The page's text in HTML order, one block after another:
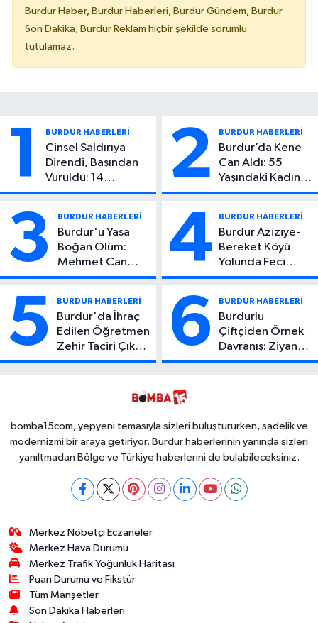
Burdur Haber, Burdur Haberleri, Burdur Gündem, Burdur
Son Dakika, Burdur Reklam hiçbir şekilde sorumlu
tutulamaz.
1 BURDUR HABERLERİ
Cinsel Saldırıya
Direndi, Başından
Vuruldu: 14
Yaşındaki Çocuktan
2 BURDUR HABERLERİ
Burdur’da Kene
Can Aldı: 55
Yaşındaki Kadın
Hayatını Kaybetti
3 BURDUR HABERLERİ
Burdur'u Yasa
Boğan Ölüm:
Mehmet Can
Atıcı Genç Yaşta
4 BURDUR HABERLERİ
Burdur Aziziye-
Bereket Köyü
Yolunda Feci
Kaza: 1 Ölü, 2
5 BURDUR HABERLERİ
Burdur'da İhraç
Edilen Öğretmen
Zehir Taciri Çıktı:
Binlerce
6 BURDUR HABERLERİ
Burdurlu
Çiftçiden Örnek
Davranış: Ziyan
Olmasın Diye
Toplayabilecek
bomba15com, yepyeni temasıyla sizleri buluştururken, sadelik ve
modernizmi bir araya getiriyor. Burdur haberlerinin yanında sizleri
yanıltmadan Bölge ve Türkiye haberlerini de bulabileceksiniz.
Merkez Nöbetçi Eczaneler
Merkez Hava Durumu
Merkez Trafik Yoğunluk Haritası
Puan Durumu ve Fikstür
Tüm Manşetler
Son Dakika Haberleri